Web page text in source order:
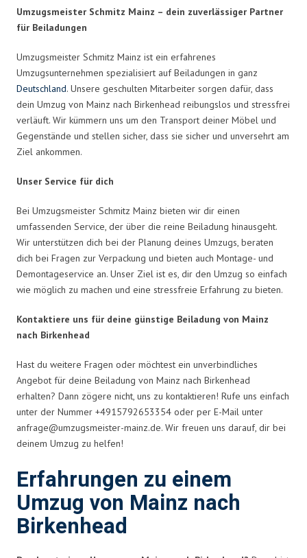
Umzugsmeister Schmitz Mainz – dein zuverlässiger Partner
für Beiladungen
Umzugsmeister Schmitz Mainz ist ein erfahrenes
Umzugsunternehmen spezialisiert auf Beiladungen in ganz
Deutschland. Unsere geschulten Mitarbeiter sorgen dafür, dass
dein Umzug von Mainz nach Birkenhead reibungslos und stressfrei
verläuft. Wir kümmern uns um den Transport deiner Möbel und
Gegenstände und stellen sicher, dass sie sicher und unversehrt am
Ziel ankommen.
Unser Service für dich
Bei Umzugsmeister Schmitz Mainz bieten wir dir einen
umfassenden Service, der über die reine Beiladung hinausgeht.
Wir unterstützen dich bei der Planung deines Umzugs, beraten
dich bei Fragen zur Verpackung und bieten auch Montage- und
Demontageservice an. Unser Ziel ist es, dir den Umzug so einfach
wie möglich zu machen und eine stressfreie Erfahrung zu bieten.
Kontaktiere uns für deine günstige Beiladung von Mainz
nach Birkenhead
Hast du weitere Fragen oder möchtest ein unverbindliches
Angebot für deine Beiladung von Mainz nach Birkenhead
erhalten? Dann zögere nicht, uns zu kontaktieren! Rufe uns einfach
unter der Nummer +4915792653354 oder per E-Mail unter
anfrage@umzugsmeister-mainz.de. Wir freuen uns darauf, dir bei
deinem Umzug zu helfen!
Erfahrungen zu einem
Umzug von Mainz nach
Birkenhead